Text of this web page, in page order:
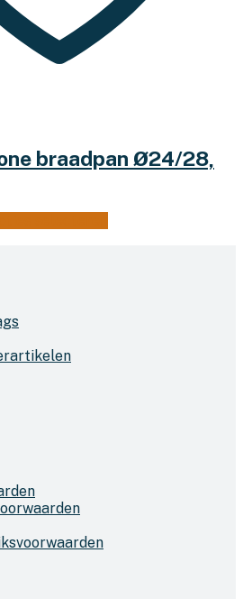
braadpan Ø24/28,